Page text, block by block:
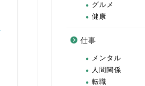
グルメ
健康
仕事
メンタル
人間関係
転職